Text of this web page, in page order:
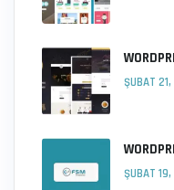
ŞUBAT
ŞUBAT